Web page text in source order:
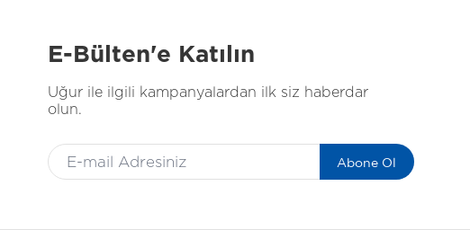
E-Bülten'e Katılın
Uğur ile ilgili kampanyalardan ilk siz haberdar
olun.
Abone Ol